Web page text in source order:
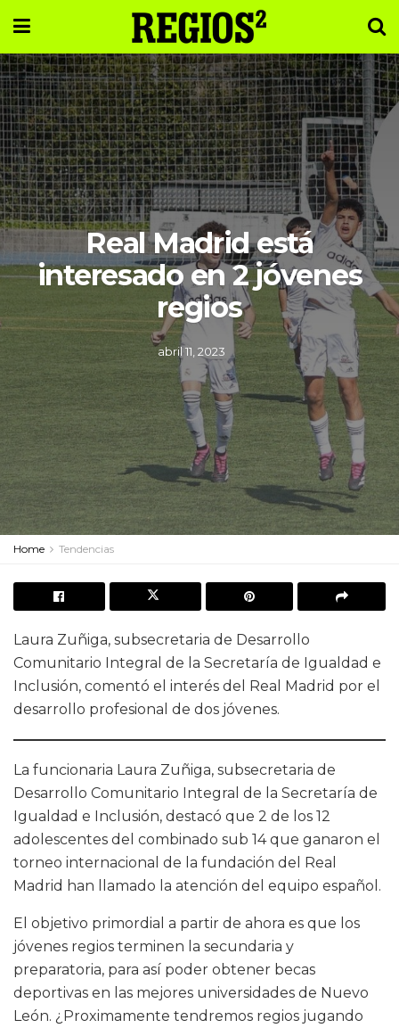
Real Madrid está
interesado en 2 jóvenes
regios
abril 11, 2023
Home Tendencias
Laura Zuñiga, subsecretaria de Desarrollo
Comunitario Integral de la Secretaría de Igualdad e
Inclusión, comentó el interés del Real Madrid por el
desarrollo profesional de dos jóvenes.
La funcionaria Laura Zuñiga, subsecretaria de
Desarrollo Comunitario Integral de la Secretaría de
Igualdad e Inclusión, destacó que 2 de los 12
adolescentes del combinado sub 14 que ganaron el
torneo internacional de la fundación del Real
Madrid han llamado la atención del equipo español.
El objetivo primordial a partir de ahora es que los
jóvenes regios terminen la secundaria y
preparatoria, para así poder obtener becas
deportivas en las mejores universidades de Nuevo
León. ¿Proximamente tendremos regios jugando